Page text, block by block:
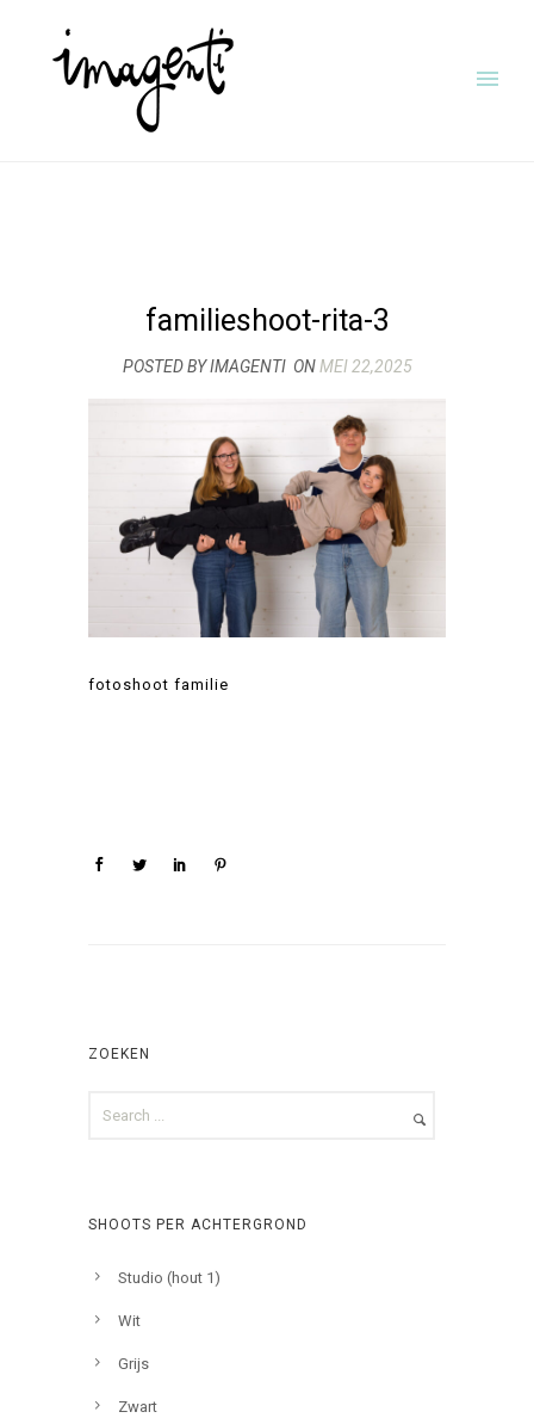
familieshoot-rita-3
POSTED BY IMAGENTI ONMEI 22,2025
fotoshoot familie
ZOEKEN
SHOOTS PER ACHTERGROND
Studio (hout 1)
Wit
Grijs
Zwart